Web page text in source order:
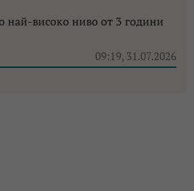
високо ниво от 3 години
09:19, 31.07.2026